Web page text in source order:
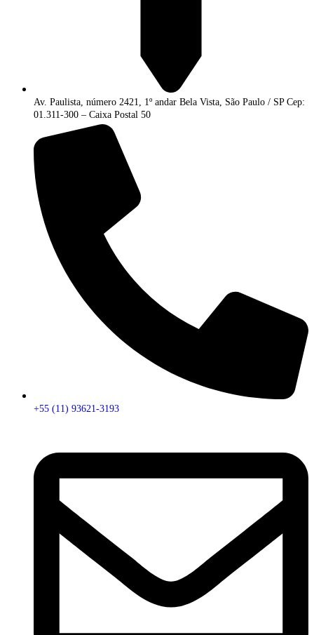
Av. Paulista, número 2421, 1º andar Bela Vista, São Paulo / SP Cep:
01.311-300 – Caixa Postal 50
+55 (11) 93621-3193